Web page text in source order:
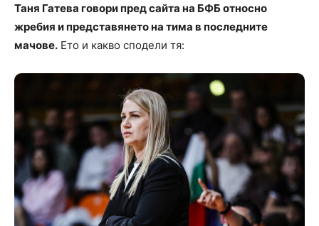
Таня Гатева говори пред сайта на БФБ относно
жребия и представянето на тима в последните
мачове. Ето и какво сподели тя: